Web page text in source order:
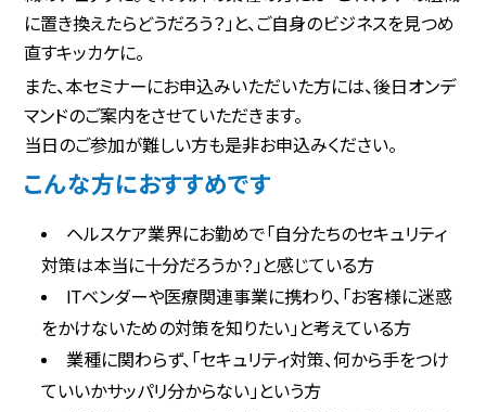
に置き換えたらどうだろう？」と、ご自身のビジネスを見つめ
直すキッカケに。
また、本セミナーにお申込みいただいた方には、後日オンデ
マンドのご案内をさせていただきます。
当日のご参加が難しい方も是非お申込みください。
こんな方におすすめです
ヘルスケア業界にお勤めで「自分たちのセキュリティ
対策は本当に十分だろうか？」と感じている方
ITベンダーや医療関連事業に携わり、「お客様に迷惑
をかけないための対策を知りたい」と考えている方
業種に関わらず、「セキュリティ対策、何から手をつけ
ていいかサッパリ分からない」という方